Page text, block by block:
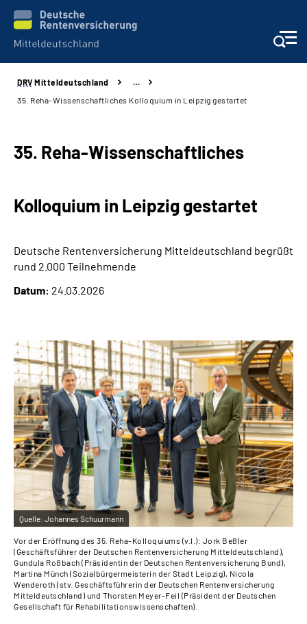
Aktuelles
Karriere
Inhalte in Gebärdensprache (DGS)
Leichte Sprache
Suche
Mein Kundenportal
DRV Mitteldeutschland
…
35. Reha-Wissenschaftliches Kolloquium in Leipzig gestartet
35. Reha-Wissenschaftliches
Kolloquium in Leipzig gestartet
Deutsche Rentenversicherung Mitteldeutschland begrüßt
rund 2.000 Teilnehmende
Datum: 24.03.2026
Quelle: Johannes Schuurmann
Vor der Eröffnung des 35. Reha-Kolloquiums (v.l.): Jork Beßler
(Geschäftsführer der Deutschen Rentenversicherung Mitteldeutschland),
Gundula Roßbach (Präsidentin der Deutschen Rentenversicherung Bund),
Martina Münch (Sozialbürgermeisterin der Stadt Leipzig), Nicola
Wenderoth (stv. Geschäftsführerin der Deutschen Rentenversicherung
Mitteldeutschland) und Thorsten Meyer-Feil (Präsident der Deutschen
Gesellschaft für Rehabilitationswissenschaften).